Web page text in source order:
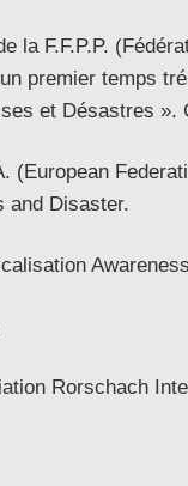
la F.F.P.P.
premier temps
et Désastres
(European
and Disaster.
Rorschach